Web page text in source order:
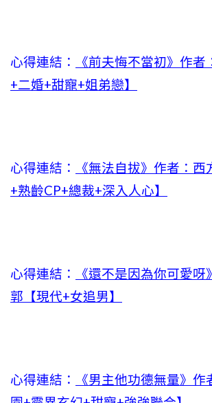
心得連結：
《前夫悔不當初》作
+二婚+甜寵+姐弟戀】
心得連結：
《無法自拔》作者：
+熟齡CP+總裁+深入人心】
心得連結：
《還不是因為你可愛
郭【現代+女追男】
心得連結：
《男主他功德無量》